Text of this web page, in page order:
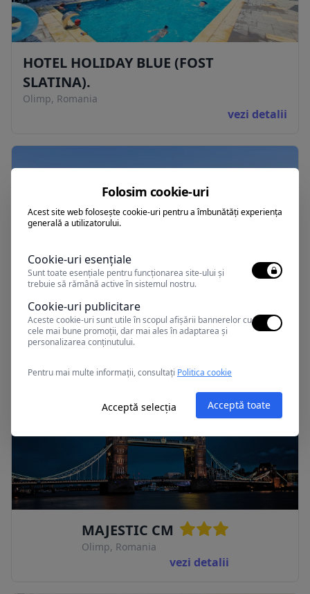
HOTEL HOLIDAY BLUE (FOST
SLATINA).
Olimp, Romania
vezi detalii
Vila TIME CM
Olimp, Romania
MAJESTIC CM
Olimp, Romania
vezi detalii
Folosim cookie-uri
Acest site web folosește cookie-uri pentru a îmbunătăți experiența
generală a utilizatorului.
Cookie-uri esențiale
Sunt toate esențiale pentru funcționarea site-ului și
trebuie să rămână active în sistemul nostru.
Cookie-uri publicitare
Aceste cookie-uri sunt utile în scopul afișării bannerelor cu
cele mai bune promoții, dar mai ales în adaptarea și
personalizarea conținutului.
Pentru mai multe informații, consultați Politica cookie
Acceptă selecția Acceptă toate